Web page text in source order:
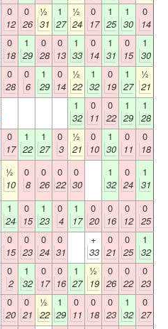
0
12
0
26
½
31
1
27
½
24
0
17
1
25
1
30
0
14
0
18
1
29
0
28
0
13
1
33
0
14
1
31
0
15
1
30
0
28
0
6
1
29
0
14
½
22
1
32
0
19
1
27
½
21
1
32
0
11
0
22
1
29
1
28
0
17
1
22
1
27
0
3
½
21
0
10
1
30
0
11
0
18
½
10
0
8
0
26
0
22
0
30
1
32
0
24
1
31
1
24
0
15
1
23
0
4
1
17
0
20
0
16
0
12
0
25
0
15
0
23
0
24
0
31
+
33
0
21
0
25
1
32
0
2
1
32
0
17
0
16
1
27
½
19
0
26
0
22
0
23
0
20
0
21
½
22
1
29
0
11
0
18
0
23
1
32
0
27